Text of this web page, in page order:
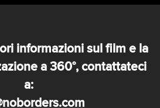
informazioni sul film e la
a 360°, contattateci
a: